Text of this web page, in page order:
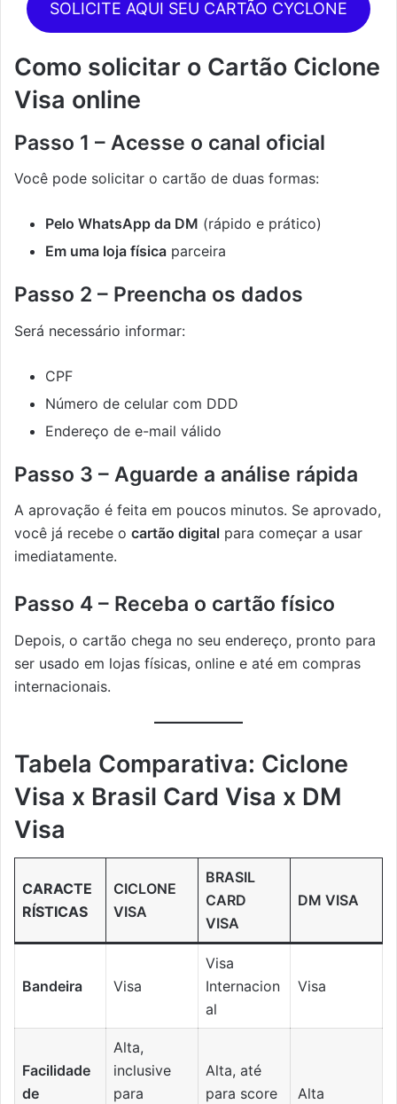
SOLICITE AQUI SEU CARTÃO CYCLONE
Como solicitar o Cartão Ciclone
Visa online
Passo 1 – Acesse o canal oficial
Você pode solicitar o cartão de duas formas:
Pelo WhatsApp da DM (rápido e prático)
Em uma loja física parceira
Passo 2 – Preencha os dados
Será necessário informar:
CPF
Número de celular com DDD
Endereço de e-mail válido
Passo 3 – Aguarde a análise rápida
A aprovação é feita em poucos minutos. Se aprovado,
você já recebe o cartão digital para começar a usar
imediatamente.
Passo 4 – Receba o cartão físico
Depois, o cartão chega no seu endereço, pronto para
ser usado em lojas físicas, online e até em compras
internacionais.
Tabela Comparativa: Ciclone
Visa x Brasil Card Visa x DM
Visa
CARACTE
RÍSTICAS
CICLONE
VISA
BRASIL
CARD
VISA
DM VISA
Bandeira Visa
Visa
Internacion
al
Visa
Facilidade
de
Alta,
inclusive
para
Alta, até
para score
Alta